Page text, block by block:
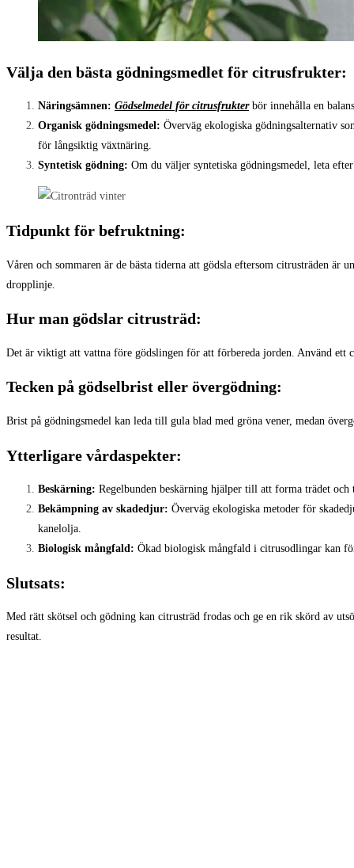
Välja den bästa gödningsmedlet för citrusfrukter:
Näringsämnen: Gödselmedel för citrusfrukterbör innehålla en
Organisk gödningsmedel: Överväg ekologiska gödningsalternativ
för långsiktig växtnäring.
Syntetisk gödning: Om du väljer syntetiska gödningsmedel, leta
Tidpunkt för befruktning:
Våren och sommaren är de bästa tiderna att gödsla eftersom citrusträden är
dropplinje.
Hur man gödslar citrusträd:
Det är viktigt att vattna före gödslingen för att förbereda jorden. Använd ett
Tecken på gödselbrist eller övergödning:
Brist på gödningsmedel kan leda till gula blad med gröna vener, medan
Ytterligare vårdaspekter:
Beskärning: Regelbunden beskärning hjälper till att forma trädet och
Bekämpning av skadedjur: Överväg ekologiska metoder för
kanelolja.
Biologisk mångfald: Ökad biologisk mångfald i citrusodlingar kan
Slutsats:
Med rätt skötsel och gödning kan citrusträd frodas och ge en rik skörd av
resultat.